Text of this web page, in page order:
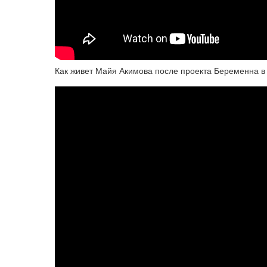
Как живет Майя Акимова после проекта Беременна